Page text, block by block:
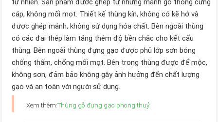
tự nhiên. Sản phẩm được ghép từ những mảnh gỗ thông cứng
cáp, không mối mọt. Thiết kế thùng kín, không có kẽ hở và
được ghép mảnh, không sử dụng hóa chất. Bên ngoài thùng
có các đai thép làm tăng thêm độ bền chắc cho kết cấu
thùng. Bên ngoài thùng đựng gạo được phủ lớp sơn bóng
chống thấm, chống mối mọt. Bên trong thùng được để mộc,
không sơn, đảm bảo không gây ảnh hưởng đến chất lượng
gạo và an toàn với người sử dụng.
Xem thêm:Thùng gỗ đựng gạo phong thuỷ